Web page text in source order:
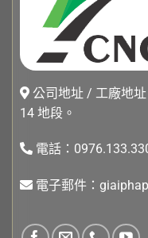
公司地址 / 工廠地
14 地段。
電話：
電子郵件：